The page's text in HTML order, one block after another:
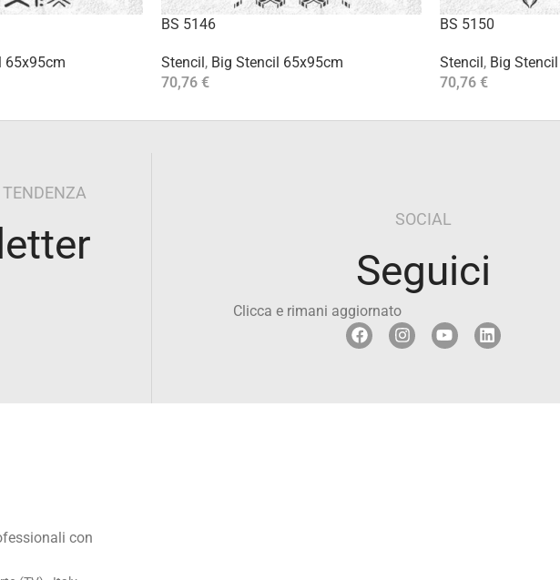
65x95cm
BS 5146
Stencil, Big Stencil 65x95cm
70,76 €
BS 5150
Stencil, Big
70,76 €
SOCIAL
Seguici
Clicca e rimani aggiornato
con